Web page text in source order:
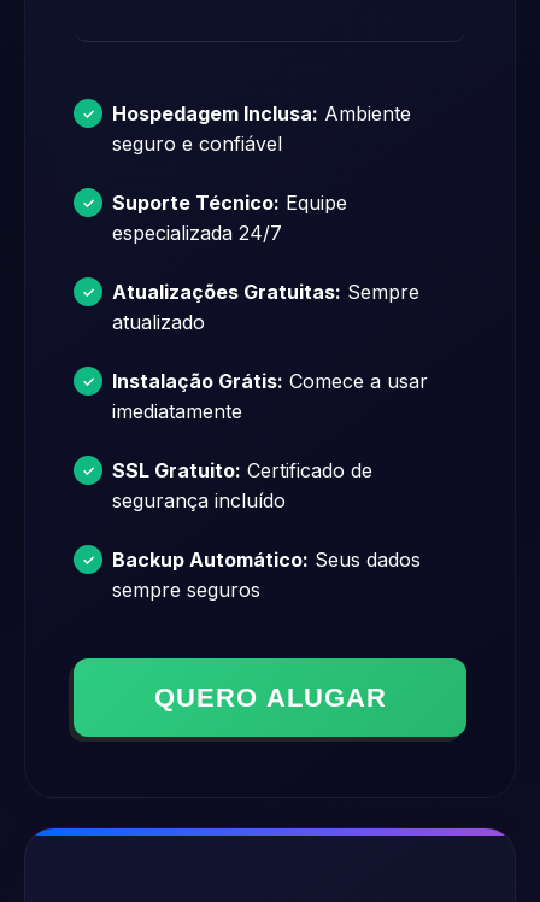
Hospedagem Inclusa: Ambiente
seguro e confiável
Suporte Técnico: Equipe
especializada 24/7
Atualizações Gratuitas: Sempre
atualizado
Instalação Grátis: Comece a usar
imediatamente
SSL Gratuito: Certificado de
segurança incluído
Backup Automático: Seus dados
sempre seguros
QUERO ALUGAR